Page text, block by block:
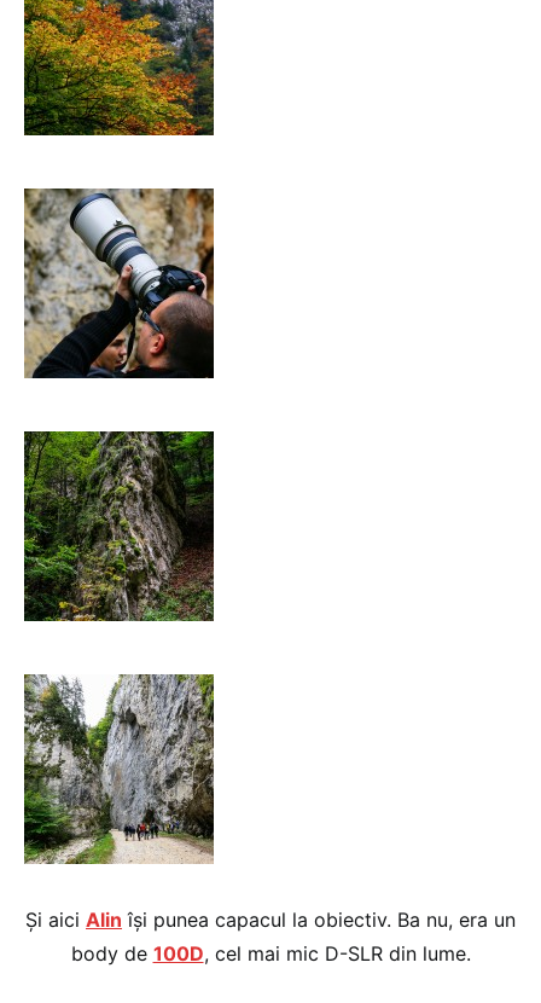
Și aici Alin își punea capacul la obiectiv. Ba nu, era un
body de 100D, cel mai mic D-SLR din lume.